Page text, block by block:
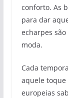
conforto. As
para dar
echarpes
moda.
Cada
aquele toque
europeias